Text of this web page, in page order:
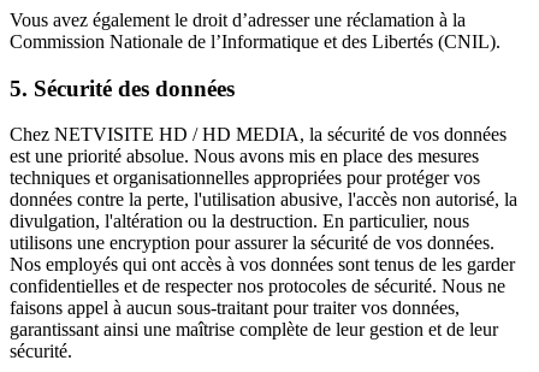
Vous avez également le droit d’adresser une réclamation à la
Commission Nationale de l’Informatique et des Libertés (CNIL).
5. Sécurité des données
Chez NETVISITE HD / HD MEDIA, la sécurité de vos données
est une priorité absolue. Nous avons mis en place des mesures
techniques et organisationnelles appropriées pour protéger vos
données contre la perte, l'utilisation abusive, l'accès non autorisé, la
divulgation, l'altération ou la destruction. En particulier, nous
utilisons une encryption pour assurer la sécurité de vos données.
Nos employés qui ont accès à vos données sont tenus de les garder
confidentielles et de respecter nos protocoles de sécurité. Nous ne
faisons appel à aucun sous-traitant pour traiter vos données,
garantissant ainsi une maîtrise complète de leur gestion et de leur
sécurité.